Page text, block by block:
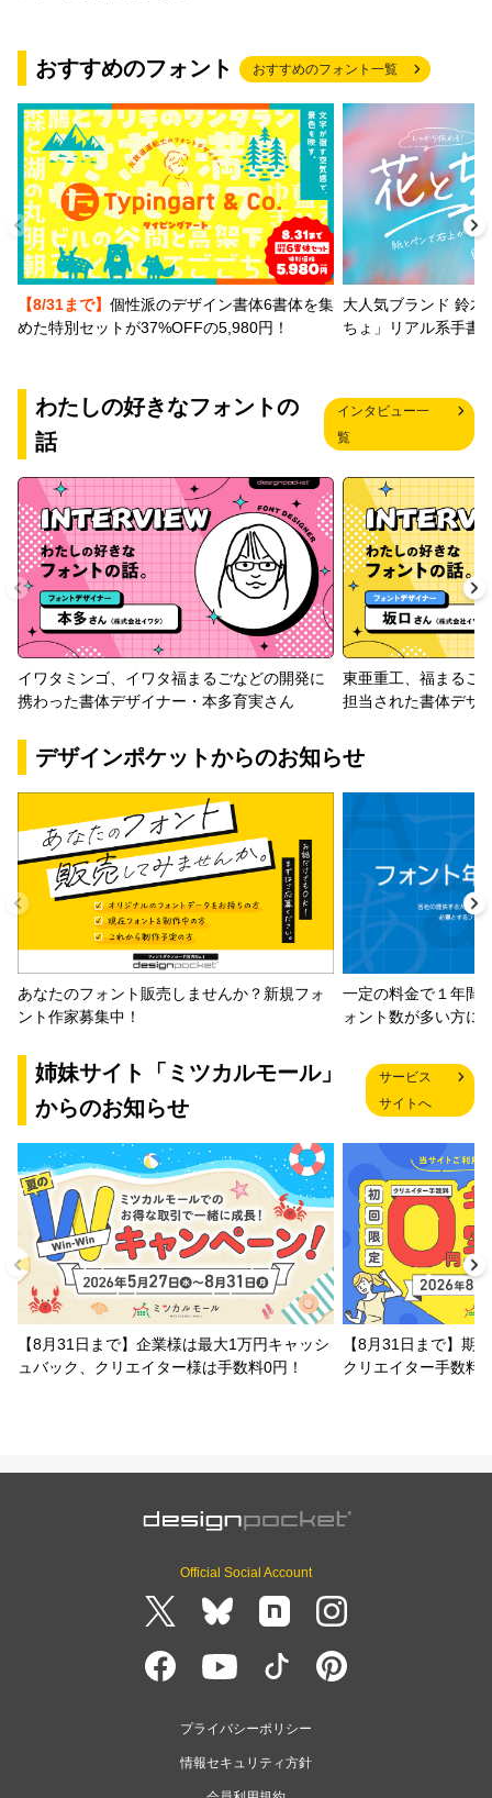
おすすめのフォント おすすめのフォント一覧
【8/31まで】 個性派のデザイン書体6書体を集
めた特別セットが37%OFFの5,980円！
大人気ブランド 鈴木
ちょ」リアル系手書
わたしの好きなフォントの
話
インタビュー一
覧
イワタミンゴ、イワタ福まるごなどの開発に
携わった書体デザイナー・本多育実さん
東亜重工、福まるご
担当された書体デザ
デザインポケットからのお知らせ
あなたのフォント販売しませんか？新規フォ
ント作家募集中！
一定の料金で１年間
ォント数が多い方に
姉妹サイト「ミツカルモール」
からのお知らせ
サービス
サイトへ
【8月31日まで】企業様は最大1万円キャッシ
ュバック、クリエイター様は手数料0円！
【8月31日まで】期
クリエイター手数料
Official Social Account
プライバシーポリシー
情報セキュリティ方針